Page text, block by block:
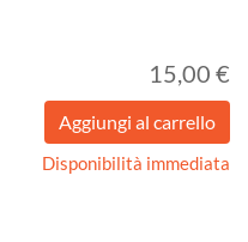
15,00 €
Disponibilità immediata